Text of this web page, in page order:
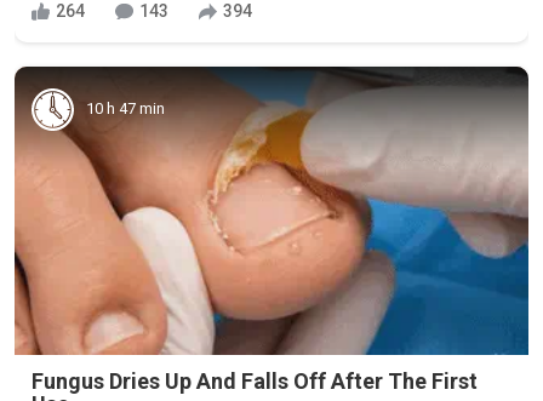
264 143 394
10 h 47 min
Fungus Dries Up And Falls Off After The First